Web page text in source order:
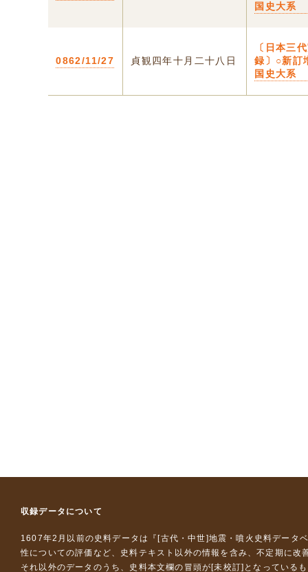
国史大系
0862/11/27 貞観四年十月二十八日
〔日本三
録〕○新訂
国史大系
収録データについて
1607年2月以前の史料データは『 [古代・中世]地震・噴火史料データ
性についての評価など、史料テキスト以外の情報を含み、不定期に改
それ以外のデータのうち、史料本文欄の冒頭が[未校訂]となっている